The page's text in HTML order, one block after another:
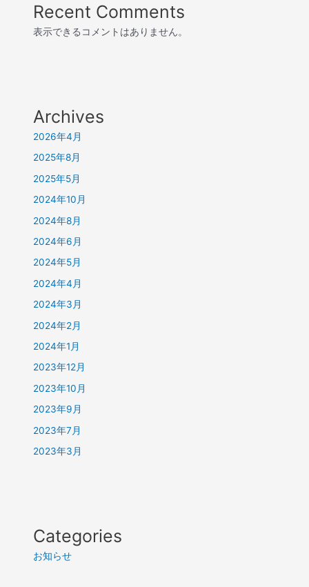
Recent Comments
表示できるコメントはありません。
Archives
2026年4月
2025年8月
2025年5月
2024年10月
2024年8月
2024年6月
2024年5月
2024年4月
2024年3月
2024年2月
2024年1月
2023年12月
2023年10月
2023年9月
2023年7月
2023年3月
Categories
お知らせ